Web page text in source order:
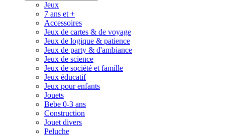
Jeux
7 ans et +
Accessoires
Jeux de cartes & de voyage
Jeux de logique & patience
Jeux de party & d'ambiance
Jeux de science
Jeux de société et famille
Jeux éducatif
Jeux pour enfants
Jouets
Bebe 0-3 ans
Construction
Jouet divers
Peluche